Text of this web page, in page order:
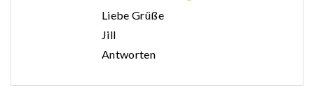
Liebe Grüße
Jill
Antworten